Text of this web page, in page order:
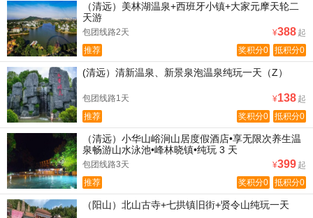
（清远）美林湖温泉+西班牙小镇+大家元摩天轮二
天游
包团线路2天 ¥388 起
抵积分0
奖积分0
推荐
(清远）清新温泉、新景泉泡温泉纯玩一天（Z）
包团线路1天 ¥138 起
抵积分0
奖积分0
推荐
（清远）小华山峪涧山居度假酒店•享无限次养生温
泉畅游山水泳池•峰林晓镇•纯玩 3 天
包团线路3天 ¥399 起
抵积分0
奖积分0
推荐
（阳山）北山古寺+七拱镇旧街+贤令山纯玩一天